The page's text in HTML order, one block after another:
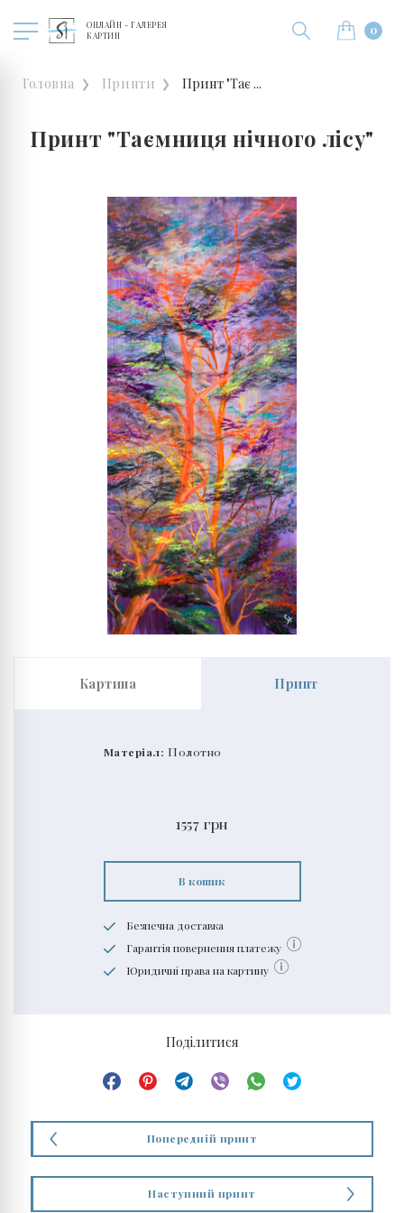
ОНЛАЙН - ГАЛЕРЕЯ
КАРТИН
0
Головна Принти Принт "Тає ...
Принт "Таємниця нічного лісу"
Картина Принт
Матеріал: Полотно
1557 грн
В кошик
Безпечна доставка
Гарантія повернення платежу
Юридичні права на картину
Поділитися
Попередній принт
Наступний принт